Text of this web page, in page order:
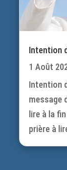
Intention
1 Août
Intention
message
lire à la
prière à